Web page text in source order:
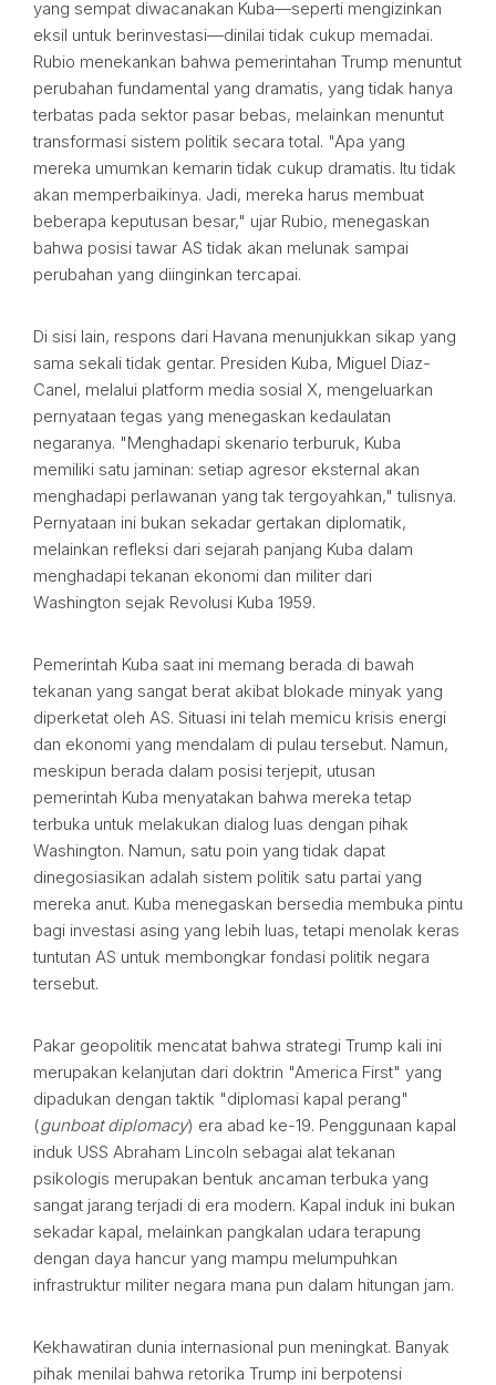
yang sempat diwacanakan Kuba—seperti mengizinkan
eksil untuk berinvestasi—dinilai tidak cukup memadai.
Rubio menekankan bahwa pemerintahan Trump menuntut
perubahan fundamental yang dramatis, yang tidak hanya
terbatas pada sektor pasar bebas, melainkan menuntut
transformasi sistem politik secara total. "Apa yang
mereka umumkan kemarin tidak cukup dramatis. Itu tidak
akan memperbaikinya. Jadi, mereka harus membuat
beberapa keputusan besar," ujar Rubio, menegaskan
bahwa posisi tawar AS tidak akan melunak sampai
perubahan yang diinginkan tercapai.
Di sisi lain, respons dari Havana menunjukkan sikap yang
sama sekali tidak gentar. Presiden Kuba, Miguel Diaz-
Canel, melalui platform media sosial X, mengeluarkan
pernyataan tegas yang menegaskan kedaulatan
negaranya. "Menghadapi skenario terburuk, Kuba
memiliki satu jaminan: setiap agresor eksternal akan
menghadapi perlawanan yang tak tergoyahkan," tulisnya.
Pernyataan ini bukan sekadar gertakan diplomatik,
melainkan refleksi dari sejarah panjang Kuba dalam
menghadapi tekanan ekonomi dan militer dari
Washington sejak Revolusi Kuba 1959.
Pemerintah Kuba saat ini memang berada di bawah
tekanan yang sangat berat akibat blokade minyak yang
diperketat oleh AS. Situasi ini telah memicu krisis energi
dan ekonomi yang mendalam di pulau tersebut. Namun,
meskipun berada dalam posisi terjepit, utusan
pemerintah Kuba menyatakan bahwa mereka tetap
terbuka untuk melakukan dialog luas dengan pihak
Washington. Namun, satu poin yang tidak dapat
dinegosiasikan adalah sistem politik satu partai yang
mereka anut. Kuba menegaskan bersedia membuka pintu
bagi investasi asing yang lebih luas, tetapi menolak keras
tuntutan AS untuk membongkar fondasi politik negara
tersebut.
Pakar geopolitik mencatat bahwa strategi Trump kali ini
merupakan kelanjutan dari doktrin "America First" yang
dipadukan dengan taktik "diplomasi kapal perang"
(gunboat diplomacy) era abad ke-19. Penggunaan kapal
induk USS Abraham Lincoln sebagai alat tekanan
psikologis merupakan bentuk ancaman terbuka yang
sangat jarang terjadi di era modern. Kapal induk ini bukan
sekadar kapal, melainkan pangkalan udara terapung
dengan daya hancur yang mampu melumpuhkan
infrastruktur militer negara mana pun dalam hitungan jam.
Kekhawatiran dunia internasional pun meningkat. Banyak
pihak menilai bahwa retorika Trump ini berpotensi